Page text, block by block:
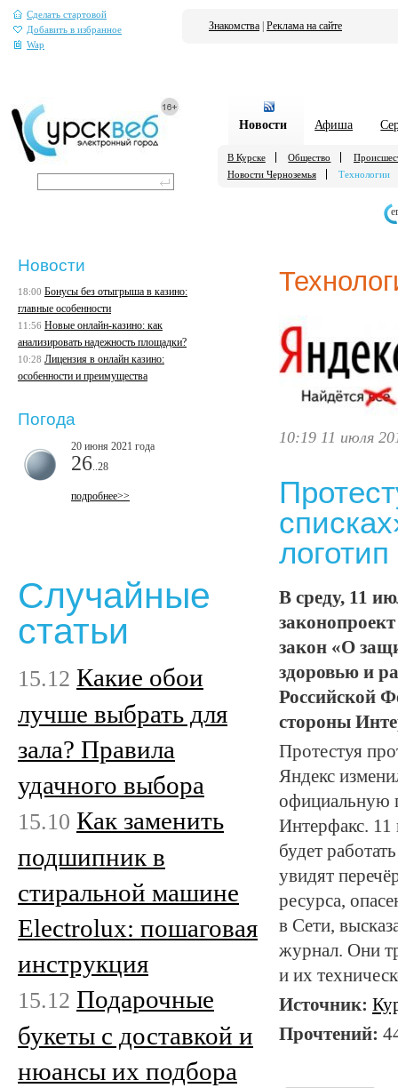
Сделать стартовой
Добавить в избранное
Wap
Знакомства Реклама на сайте
Новости Афиша
В Курске Общество
Новости Черноземья
Технологии
10:19 11 июля
логотип
В среду, 11
закон «О
здоровью и
Российской
стороны
Протестуя
Яндекс
официальную
Интерфакс. 11
будет
увидят
ресурса,
в Сети,
журнал. Они
и их
Источник:
Прочтений:
Новости
18:00 Бонусы без отыгрыша в казино:
главные особенности
11:56 Новые онлайн-казино: как
анализировать надежность площадки?
10:28 Лицензия в онлайн казино:
особенности и преимущества
Погода
20 июня 2021 года
26 ..28
подробнее>>
Случайные
статьи
15.12 Какие обои
лучше выбрать для
зала? Правила
удачного выбора
15.10 Как заменить
подшипник в
стиральной машине
Electrolux: пошаговая
инструкция
15.12 Подарочные
букеты с доставкой и
нюансы их подбора